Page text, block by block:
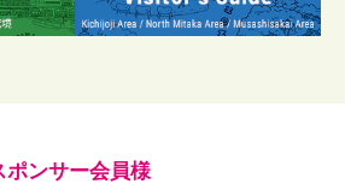
ポンサー会員様